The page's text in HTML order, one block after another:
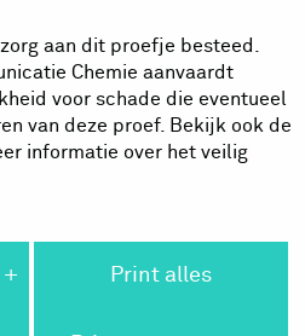
aan dit proefje besteed.
Chemie aanvaardt
voor schade die eventueel
van deze proef. Bekijk ook de
informatie over het veilig
+
Print alles